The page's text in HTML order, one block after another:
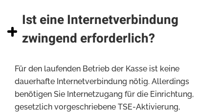
Ist eine Internetverbindung
zwingend erforderlich?
Für den laufenden Betrieb der Kasse ist keine
dauerhafte Internetverbindung nötig. Allerdings
benötigen Sie Internetzugang für die Einrichtung,
gesetzlich vorgeschriebene TSE-Aktivierung,